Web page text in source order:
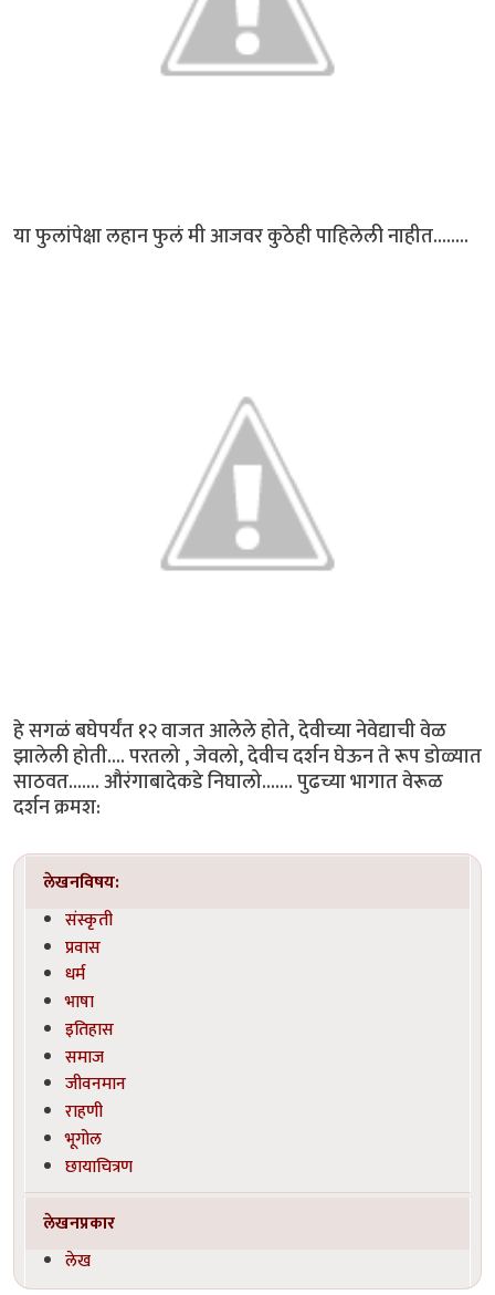
या फुलांपेक्षा लहान फुलं मी आजवर कुठेही पाहिलेली नाहीत........
हे सगळं बघेपर्यंत १२ वाजत आलेले होते, देवीच्या नेवेद्याची वेळ
झालेली होती.... परतलो , जेवलो, देवीच दर्शन घेऊन ते रूप डोळ्यात
साठवत....... औरंगाबादेकडे निघालो....... पुढच्या भागात वेरूळ
दर्शन क्रमश:
लेखनविषय:
संस्कृती
प्रवास
धर्म
भाषा
इतिहास
समाज
जीवनमान
राहणी
भूगोल
छायाचित्रण
लेखनप्रकार
लेख